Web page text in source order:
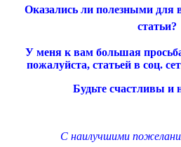
Оказались ли полезными для
статьи?
У меня к вам большая
пожалуйста, статьей в соц.
Будьте счастливы и
С наилучшими